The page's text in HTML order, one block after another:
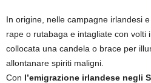
In origine, nelle campagne irlandesi
rape o rutabaga e intagliate con volti
collocata una candela o brace per
allontanare spiriti maligni.
Con l’emigrazione irlandese negli